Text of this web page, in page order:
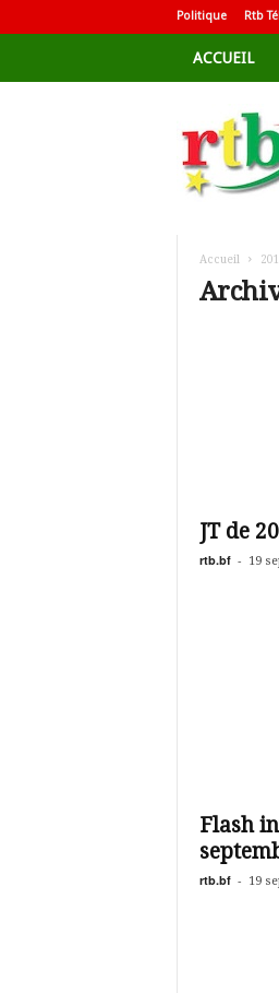
Politique Rtb
ACCUEIL
d
i
Accueil
JT de
rtb.bf - 19
Flash
rtb.bf - 19